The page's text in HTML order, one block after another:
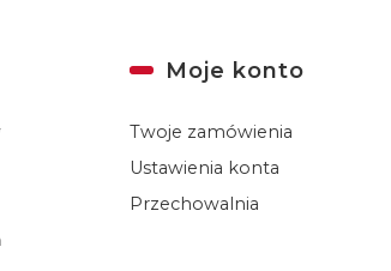
Moje konto
Twoje zamówienia
Ustawienia konta
Przechowalnia